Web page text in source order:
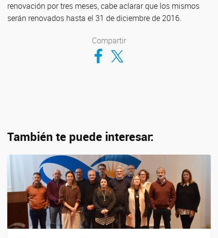
renovación por tres meses, cabe aclarar que los mismos
serán renovados hasta el 31 de diciembre de 2016.
Compartir
Compartir en Facebook
Compartir en Twitter
También te puede interesar: